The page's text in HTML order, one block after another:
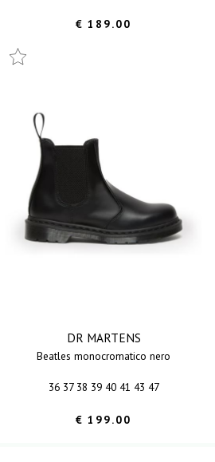
€ 189.00
DR MARTENS
beatles monocromatico nero
36 37 38 39 40 41 43 47
€ 199.00